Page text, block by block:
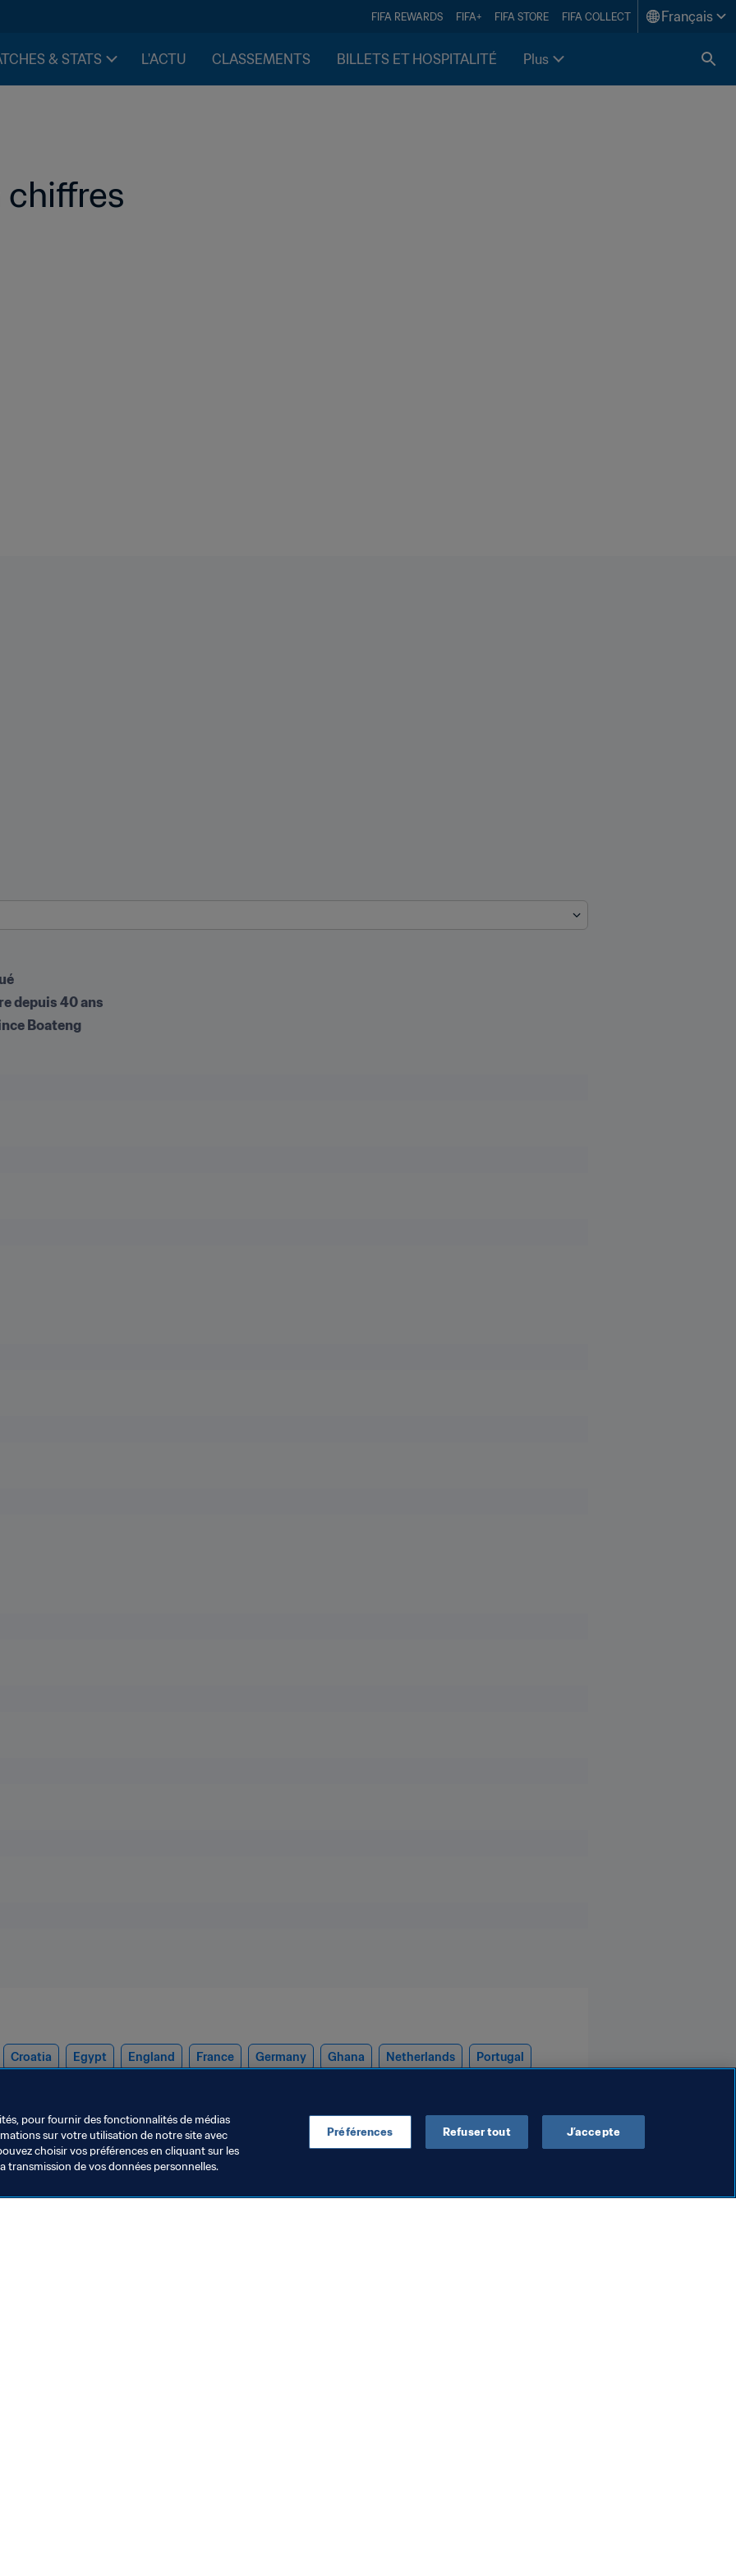
FIFA REWARDS FIFA+ FIFA STORE FIFA COLLECT Français
& STATS L'ACTU CLASSEMENTS BILLETS ET HOSPITALITÉ Plus
chiffres
depuis 40 ans
Boateng
Croatia Egypt England France Germany Ghana Netherlands Portugal
pour fournir des fonctionnalités de médias
sur votre utilisation de notre site avec
choisir vos préférences en cliquant sur les
transmission de vos données personnelles.
Préférences Refuser tout J’accepte